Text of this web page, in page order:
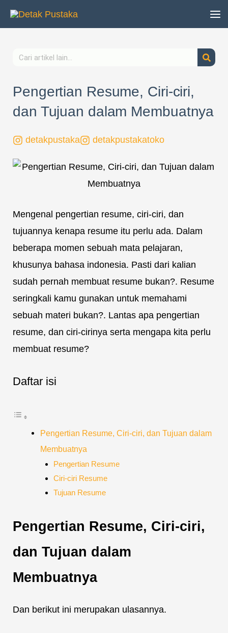
Lewati
Search
Pengertian Resume, Ciri-ciri,
dan Tujuan dalam Membuatnya
detakpustaka detakpustakatoko
Mengenal pengertian resume, ciri-ciri, dan
tujuannya kenapa resume itu perlu ada. Dalam
beberapa momen sebuah mata pelajaran,
khusunya bahasa indonesia. Pasti dari kalian
sudah pernah membuat resume bukan?. Resume
seringkali kamu gunakan untuk memahami
sebuah materi bukan?. Lantas apa pengertian
resume, dan ciri-cirinya serta mengapa kita perlu
membuat resume?
Daftar isi
Pengertian Resume, Ciri-ciri, dan Tujuan dalam
Membuatnya
Pengertian Resume
Ciri-ciri Resume
Tujuan Resume
Pengertian Resume, Ciri-ciri,
dan Tujuan dalam
Membuatnya
Dan berikut ini merupakan ulasannya.